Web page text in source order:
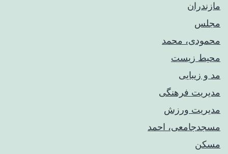
مازندران
مجلس
محمودی، محمد
محیط زیست
مد و زیبایی
مدیریت فرهنگی
مدیریت ورزش
مسجدجامعی، احمد
مسکن